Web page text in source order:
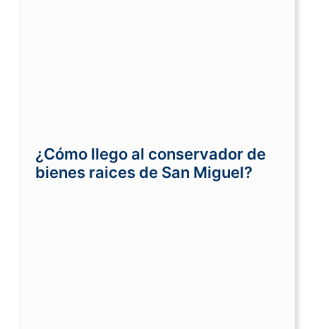
¿Cómo llego al conservador de
bienes raices de San Miguel?